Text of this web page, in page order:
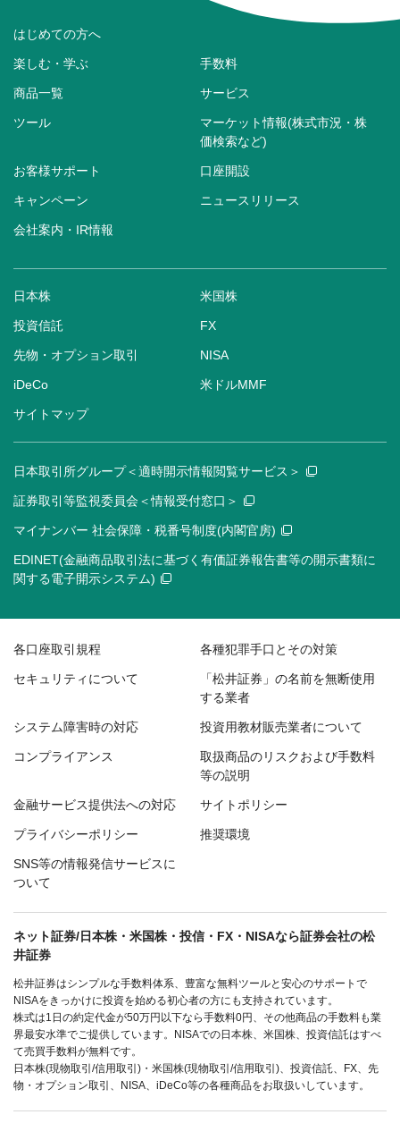
はじめての方へ
楽しむ・学ぶ 手数料
商品一覧 サービス
ツール
マーケット情報(株式市況・株
価検索など)
お客様サポート 口座開設
キャンペーン ニュースリリース
会社案内・IR情報
日本株 米国株
投資信託 FX
先物・オプション取引 NISA
iDeCo 米ドルMMF
サイトマップ
日本取引所グループ＜適時開示情報閲覧サービス＞
証券取引等監視委員会＜情報受付窓口＞
マイナンバー 社会保障・税番号制度(内閣官房)
EDINET(金融商品取引法に基づく有価証券報告書等の開示書類に
関する電子開示システム)
各口座取引規程 各種犯罪手口とその対策
セキュリティについて
「松井証券」の名前を無断使用
する業者
システム障害時の対応 投資用教材販売業者について
コンプライアンス
取扱商品のリスクおよび手数料
等の説明
金融サービス提供法への対応 サイトポリシー
プライバシーポリシー 推奨環境
SNS等の情報発信サービスに
ついて
ネット証券/日本株・米国株・投信・FX・NISAなら証券会社の松
井証券
松井証券はシンプルな手数料体系、豊富な無料ツールと安心のサポートで
NISAをきっかけに投資を始める初心者の方にも支持されています。
株式は1日の約定代金が50万円以下なら手数料0円、その他商品の手数料も業
界最安水準でご提供しています。NISAでの日本株、米国株、投資信託はすべ
て売買手数料が無料です。
日本株(現物取引/信用取引)・米国株(現物取引/信用取引)、投資信託、FX、先
物・オプション取引、NISA、iDeCo等の各種商品をお取扱いしています。